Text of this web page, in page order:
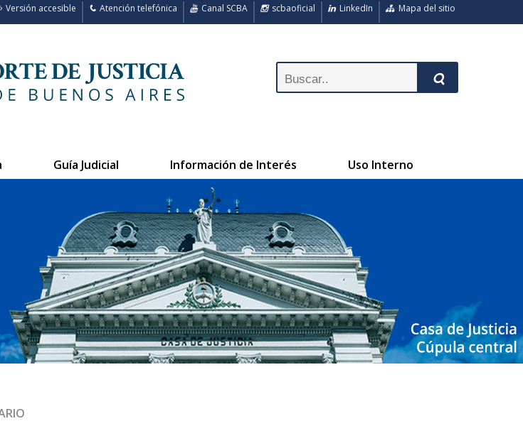
Mapa del sitio
LinkedIn
scbaoficial
Canal SCBA
Atención telefónica
Versión accesible
Guía Judicial Información de Interés Uso Interno